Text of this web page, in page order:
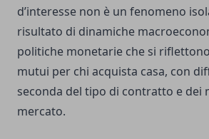
d’interesse non è un fenomeno
risultato di dinamiche
politiche monetarie che si
mutui per chi acquista casa, con
seconda del tipo di contratto e dei
mercato.